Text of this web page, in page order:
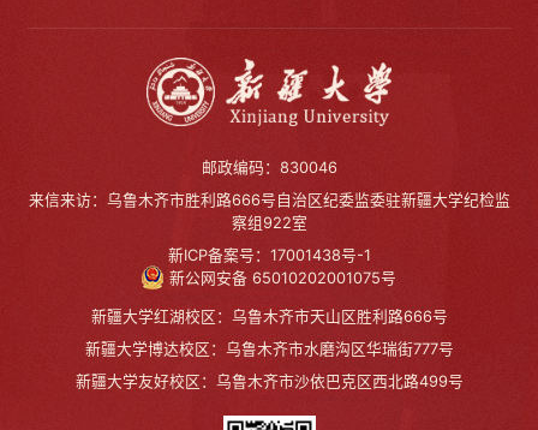
邮政编码：830046
来信来访：乌鲁木齐市胜利路666号自治区纪委监委驻新疆大学纪检监
察组922室
新ICP备案号：17001438号-1
新公网安备 65010202001075号
新疆大学红湖校区：乌鲁木齐市天山区胜利路666号
新疆大学博达校区：乌鲁木齐市水磨沟区华瑞街777号
新疆大学友好校区：乌鲁木齐市沙依巴克区西北路499号